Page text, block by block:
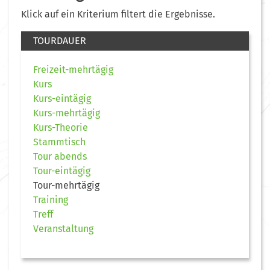
Klick auf ein Kriterium filtert die Ergebnisse.
TOURDAUER
Freizeit-mehrtägig
Kurs
Kurs-eintägig
Kurs-mehrtägig
Kurs-Theorie
Stammtisch
Tour abends
Tour-eintägig
Tour-mehrtägig
Training
Treff
Veranstaltung